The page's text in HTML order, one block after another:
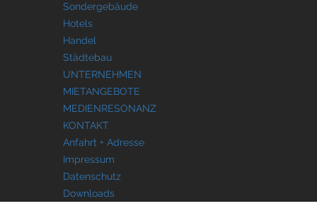
Sondergebäude
Hotels
Handel
Städtebau
UNTERNEHMEN
MIETANGEBOTE
MEDIENRESONANZ
KONTAKT
Anfahrt + Adresse
Impressum
Datenschutz
Downloads